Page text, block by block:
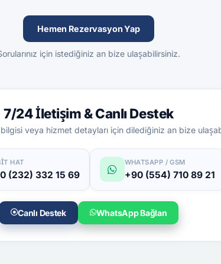
Hemen Rezervasyon Yap
için istediğiniz an bize ulaşabilirsiniz.
7/24 İletişim & Canlı Destek
veya hizmet detayları için dilediğiniz an bize
HAT
(232) 332 15 69
WHATSAPP / GSM
+90 (554) 710 89 21
Canlı Destek WhatsApp Bağlan